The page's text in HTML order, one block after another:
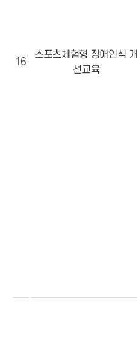
16
스포츠체험형 장애인식 개
선교육